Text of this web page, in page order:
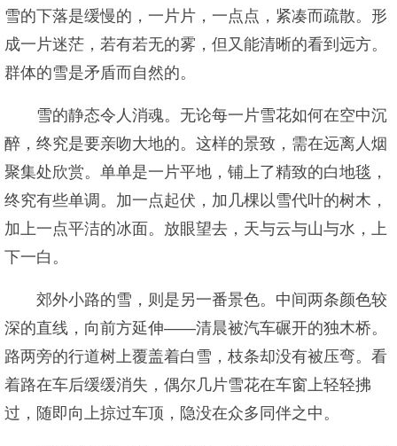
雪的下落是缓慢的，一片片，一点点，紧凑而疏散。形
成一片迷茫，若有若无的雾，但又能清晰的看到远方。
群体的雪是矛盾而自然的。
雪的静态令人消魂。无论每一片雪花如何在空中沉
醉，终究是要亲吻大地的。这样的景致，需在远离人烟
聚集处欣赏。单单是一片平地，铺上了精致的白地毯，
终究有些单调。加一点起伏，加几棵以雪代叶的树木，
加上一点平洁的冰面。放眼望去，天与云与山与水，上
下一白。
郊外小路的雪，则是另一番景色。中间两条颜色较
深的直线，向前方延伸——清晨被汽车碾开的独木桥。
路两旁的行道树上覆盖着白雪，枝条却没有被压弯。看
着路在车后缓缓消失，偶尔几片雪花在车窗上轻轻拂
过，随即向上掠过车顶，隐没在众多同伴之中。